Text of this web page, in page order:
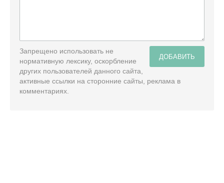
ДОБАВИТЬ
Запрещено использовать не
нормативную лексику, оскорбление
других пользователей данного сайта,
активные ссылки на сторонние сайты, реклама в
комментариях.